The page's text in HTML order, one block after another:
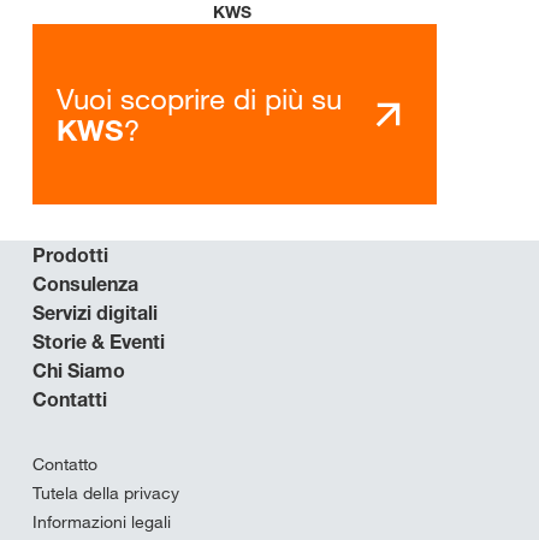
KWS
Vuoi scoprire di più su
KWS?
Prodotti
Consulenza
Servizi digitali
Storie & Eventi
Chi Siamo
Contatti
Contatto
Tutela della privacy
Informazioni legali